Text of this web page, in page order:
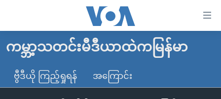
လွယ်ကူ
သည့်
မူလစာမျက်နှာ
မြန်မာ
ကမ္ဘာ့သတင်းများ
ကမ္ဘာ့သတင်းမီဒီယာထဲကမြန်မာ
ဗွီဒီယို ကြည့်ရှုရန် အကြောင်း